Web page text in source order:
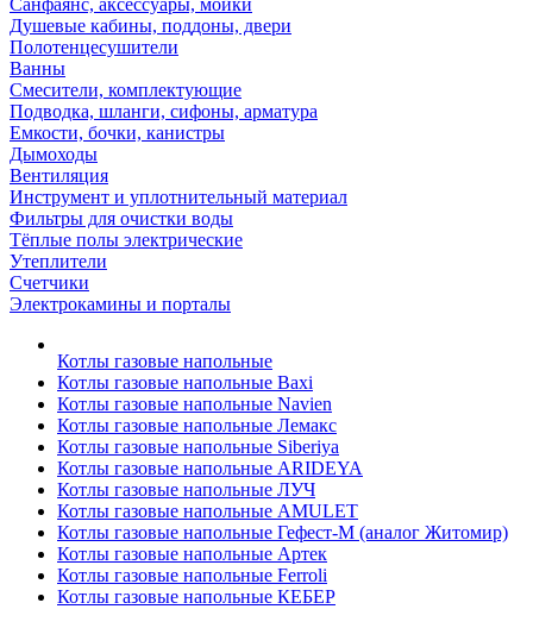
Санфаянс, аксессуары, мойки
Душевые кабины, поддоны, двери
Полотенцесушители
Ванны
Смесители, комплектующие
Подводка, шланги, сифоны, арматура
Емкости, бочки, канистры
Дымоходы
Вентиляция
Инструмент и уплотнительный материал
Фильтры для очистки воды
Тёплые полы электрические
Утеплители
Счетчики
Электрокамины и порталы
Котлы газовые напольные
Котлы газовые напольные Baxi
Котлы газовые напольные Navien
Котлы газовые напольные Лемакс
Котлы газовые напольные Siberiya
Котлы газовые напольные ARIDEYA
Котлы газовые напольные ЛУЧ
Котлы газовые напольные AMULET
Котлы газовые напольные Гефест-М (аналог Житомир)
Котлы газовые напольные Артек
Котлы газовые напольные Ferroli
Котлы газовые напольные КЕБЕР